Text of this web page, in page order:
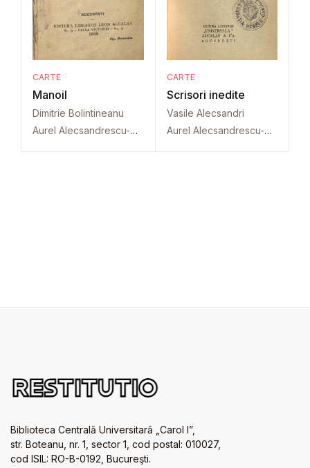
CARTE
Manoil
Dimitrie Bolintineanu
Aurel Alecsandrescu-Dorna
CARTE
Scrisori inedite
Vasile Alecsandri
Aurel Alecsandrescu-Dorna
Biblioteca Centrală Universitară „Carol I”,
str. Boteanu, nr. 1, sector 1, cod postal: 010027,
cod ISIL: RO-B-0192, Bucureşti.